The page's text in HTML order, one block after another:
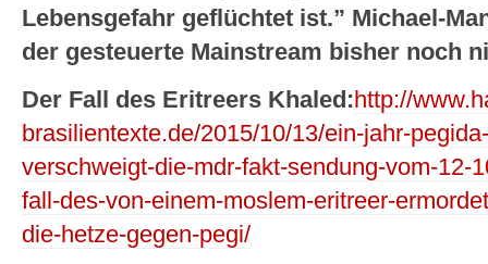
Lebensgefahr geflüchtet ist.” Michael-
der gesteuerte Mainstream bisher noch
Der Fall des Eritreers Khaled:http://
brasilientexte.de/2015/10/13/ein-jahr-
verschweigt-die-mdr-fakt-sendung-vom-12-
fall-des-von-einem-moslem-eritreer-
die-hetze-gegen-pegi/